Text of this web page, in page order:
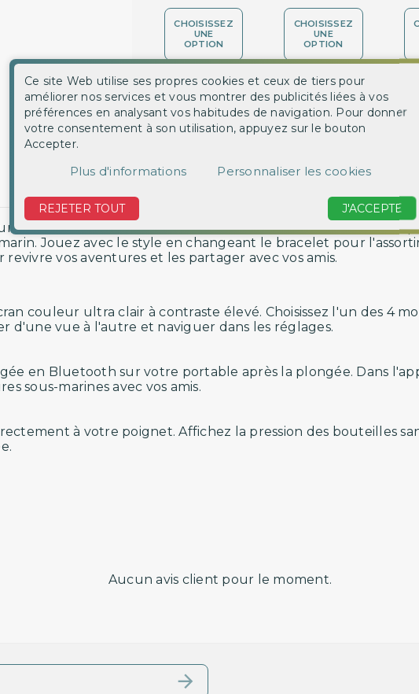
CHOISISSEZ
UNE
OPTION
CHOISISSEZ
UNE
OPTION
‹ ›
tel souci de clarté et de facilité d'utilisation que vous n'avez
Jouez avec le style en changeant le bracelet pour
vos aventures et les partager avec vos amis.
couleur ultra clair à contraste élevé. Choisissez l'un des 4
d'une vue à l'autre et naviguer dans les réglages.
en Bluetooth sur votre portable après la plongée. Dans
sous-marines avec vos amis.
à votre poignet. Affichez la pression des bouteilles
Aucun avis client pour le moment.
Ce site Web utilise ses propres cookies et ceux de tiers pour
améliorer nos services et vous montrer des publicités liées à vos
préférences en analysant vos habitudes de navigation. Pour donner
votre consentement à son utilisation, appuyez sur le bouton
Accepter.
Plus d'informations Personnaliser les cookies
REJETER TOUT J'ACCEPTE